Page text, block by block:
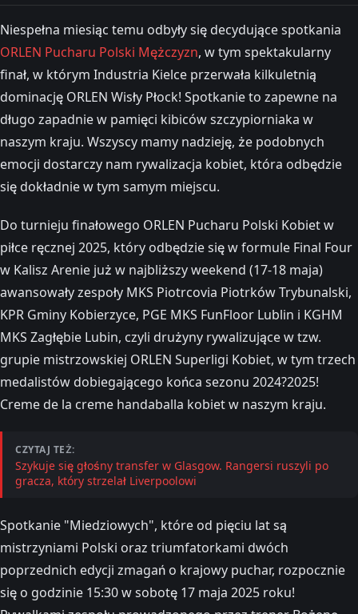
Niespełna miesiąc temu odbyły się decydujące spotkania
ORLEN Pucharu Polski Mężczyzn, w tym spektakularny
finał, w którym Industria Kielce przerwała kilkuletnią
dominację ORLEN Wisły Płock! Spotkanie to zapewne na
długo zapadnie w pamięci kibiców szczypiorniaka w
naszym kraju. Wszyscy mamy nadzieję, że podobnych
emocji dostarczy nam rywalizacja kobiet, która odbędzie
się dokładnie w tym samym miejscu.
Do turnieju finałowego ORLEN Pucharu Polski Kobiet w
piłce ręcznej 2025, który odbędzie się w formule Final Four
w Kalisz Arenie już w najbliższy weekend (17-18 maja)
awansowały zespoły MKS Piotrcovia Piotrków Trybunalski,
KPR Gminy Kobierzyce, PGE MKS FunFloor Lublin i KGHM
MKS Zagłębie Lubin, czyli drużyny rywalizujące w tzw.
grupie mistrzowskiej ORLEN Superligi Kobiet, w tym trzech
medalistów dobiegającego końca sezonu 2024?2025!
Creme de la creme handaballa kobiet w naszym kraju.
CZYTAJ TEŻ:
Szykuje się głośny transfer w Glasgow. Rangersi ruszyli po
gracza, który strzelał Liverpoolowi
Spotkanie "Miedziowych", które od pięciu lat są
mistrzyniami Polski oraz triumfatorkami dwóch
poprzednich edycji zmagań o krajowy puchar, rozpocznie
się o godzinie 15:30 w sobotę 17 maja 2025 roku!